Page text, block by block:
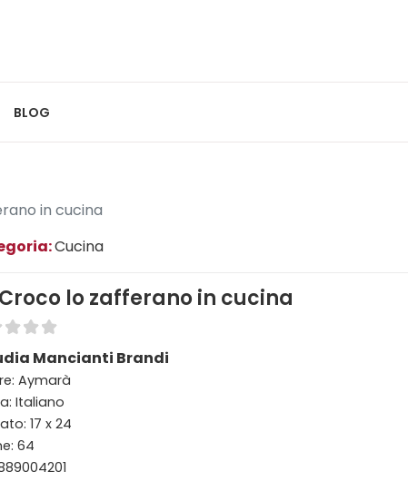
BLOG
in cucina
Cucina
lo zafferano in cucina
Mancianti Brandi
Aymarà
Italiano
17 x 24
64